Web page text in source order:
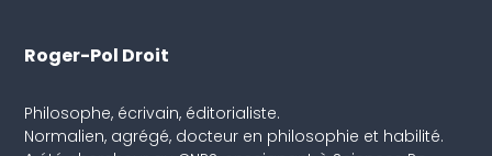
Roger-Pol Droit
Philosophe, écrivain, éditorialiste.
Normalien, agrégé, docteur en philosophie et habilité.